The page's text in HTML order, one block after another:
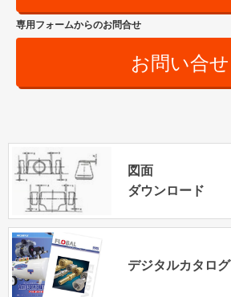
専用フォームからのお問合せ
お問い合せ
図面
ダウンロード
デジタルカタログ